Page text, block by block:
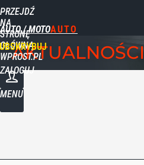
PRZEJDŹ
NA
STRONĘ
GŁÓWNĄ
WPROST.PL
AUTO / MOTO
ZALOGUJ
MENU
AKTUALNOŚCI